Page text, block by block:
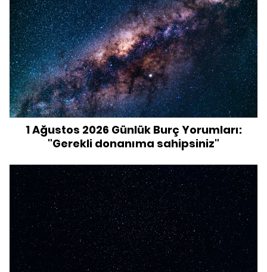
1 Ağustos 2026 Günlük Burç Yorumları:
"Gerekli donanıma sahipsiniz"